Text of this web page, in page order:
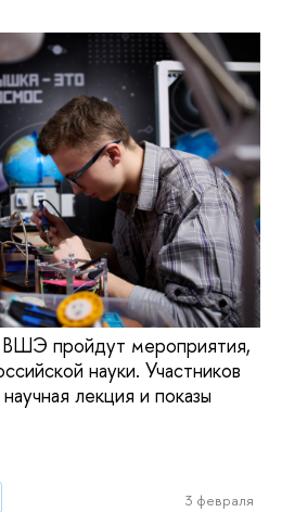
пройдут мероприятия,
науки. Участников
лекция и показы
3 февраля